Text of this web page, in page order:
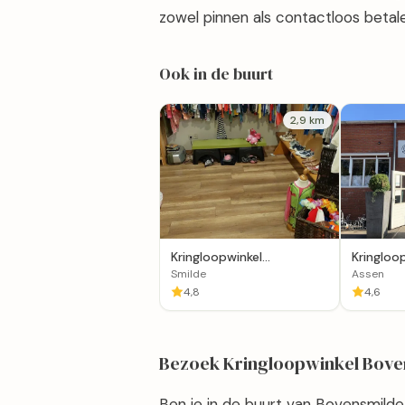
zowel pinnen als contactloos
Ook in de buurt
2,9 km
Kringloopwinkel
Maandewark in Smilde
Smilde
4,8
Kiekshop
Assen
4,6
Bezoek Kringloopwinkel